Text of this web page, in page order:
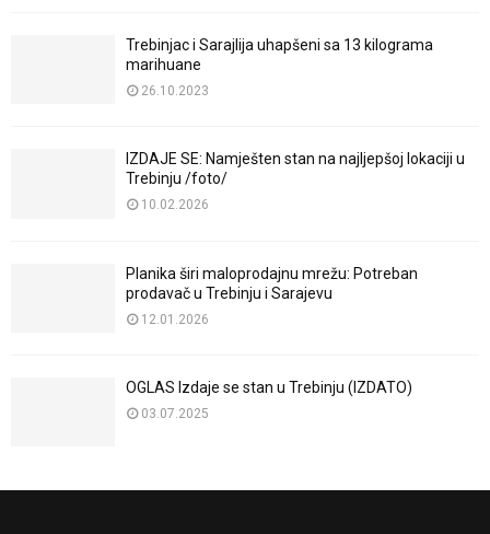
Trebinjac i Sarajlija uhapšeni sa 13 kilograma
marihuane
26.10.2023
IZDAJE SE: Namješten stan na najljepšoj lokaciji u
Trebinju /foto/
10.02.2026
Planika širi maloprodajnu mrežu: Potreban
prodavač u Trebinju i Sarajevu
12.01.2026
OGLAS Izdaje se stan u Trebinju (IZDATO)
03.07.2025